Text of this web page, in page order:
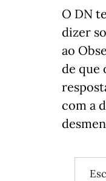
O DN
dizer
ao
de que
com a